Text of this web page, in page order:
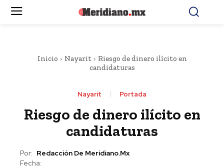
Inicio Nayarit
Riesgo de dinero ilícito en
candidaturas
Nayarit Portada
Riesgo de dinero ilícito en
candidaturas
Por: Redacción De Meridiano.mx
Fecha: